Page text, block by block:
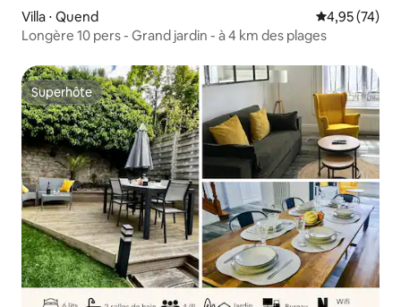
Villa ⋅ Quend Évaluation
4,95 (74)
Longère 10 pers - Grand jardin - à 4 km des plages
Superhôte
Superhôte